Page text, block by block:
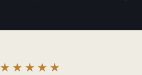
★★★★★